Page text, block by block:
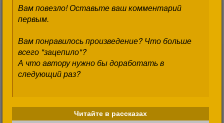
Вам повезло! Оставьте ваш комментарий
первым.
Вам понравилось произведение? Что больше
всего "зацепило"?
А что автору нужно бы доработать в
следующий раз?
Читайте в рассказах